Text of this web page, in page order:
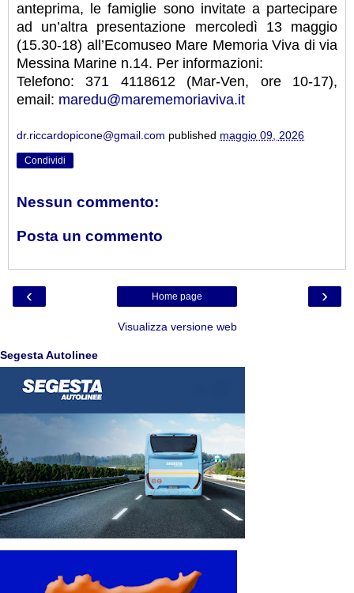
anteprima, le famiglie sono invitate a partecipare
ad un’altra presentazione mercoledì 13 maggio
(15.30-18) all’Ecomuseo Mare Memoria Viva di via
Messina Marine n.14. Per informazioni:
Telefono: 371 4118612 (Mar-Ven, ore 10-17),
email: maredu@marememoriaviva.it
dr.riccardopicone@gmail.com published maggio 09, 2026
Condividi
Nessun commento:
Posta un commento
‹ ›
Home page
Visualizza versione web
Segesta Autolinee